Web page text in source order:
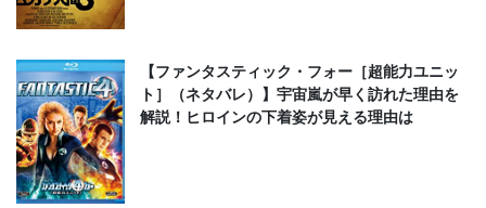
【ファンタスティック・フォー［超能力ユニッ
ト］（ネタバレ）】宇宙嵐が早く訪れた理由を
解説！ヒロインの下着姿が見える理由は